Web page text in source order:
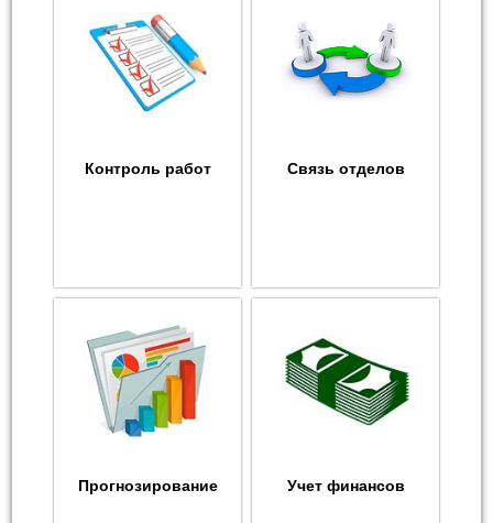
Контроль работ Связь отделов
Прогнозирование Учет финансов